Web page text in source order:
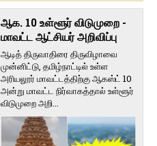
ஆக. 10 உள்ளூர் விடுமுறை -
மாவட்ட ஆட்சியர் அறிவிப்பு
ஆடித் திருவாதிரை திருவிழாவை
முன்னிட்டு, தமிழ்நாட்டில் உள்ள
அரியலூர் மாவட்டத்திற்கு ஆகஸ்ட் 10
அன்று மாவட்ட நிர்வாகத்தால் உள்ளூர்
விடுமுறை அறி...